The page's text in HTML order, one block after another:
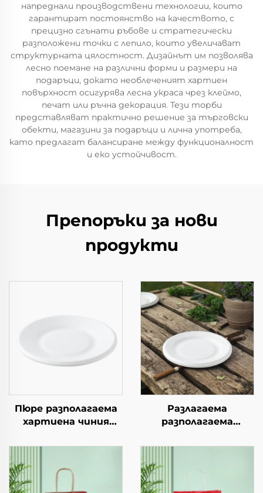
напреднали производствени технологии, които
гарантират постоянство на качеството, с
прецизно сгънати ръбове и стратегически
разположени точки с лепило, които увеличават
структурната цялостност. Дизайнът им позволява
лесно поемане на различни форми и размери на
подаръци, докато необлеченият хартиен
повърхност осигурява лесна украса чрез клеймо,
печат или ръчна декорация. Тези торби
представляват практично решение за търговски
обекти, магазини за подаръци и лична употреба,
като предлагат балансиране между функционалност
и еко устойчивост.
Препоръки за нови
продукти
Пюре разполагаема
хартиена чиния
хартия за салата,
сандвич, хляб,
сладолед, шоколад,
Разлагаема
разполагаема
салата, чашки за
закуски, суши, пица,
хляб, сладоледи,
шоколад, бургери - за